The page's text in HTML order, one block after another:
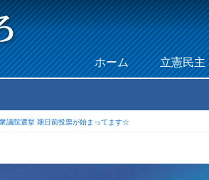
Menu
Skip to content
ホーム 立憲民主
議院選挙 期日前投票が始まってます☆